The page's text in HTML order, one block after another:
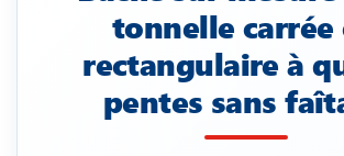
tonnelle carrée
rectangulaire à
pentes sans